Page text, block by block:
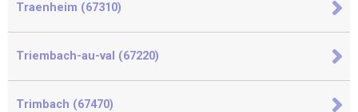
Traenheim (67310)
Triembach-au-val (67220)
Trimbach (67470)